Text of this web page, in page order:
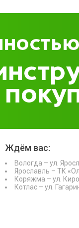
Ждём вас:
Вологда – ул.
Ярославль – ТК
Коряжма – ул.
Котлас – ул.